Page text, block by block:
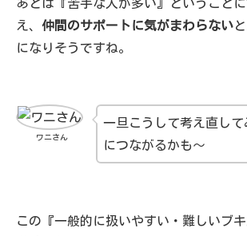
あとは『苦手な人が多い』ということ
え、 仲間のサポートに気がまわらない
になりそうですね。
ワニさん
一旦こうして考え直し
につながるかも～
この『一般的に扱いやすい・難しいブ